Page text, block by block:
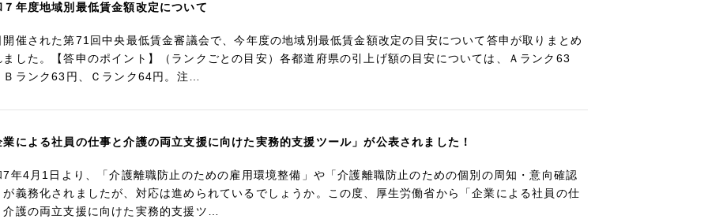
７年度地域別最低賃金額改定について
開催された第71回中央最低賃金審議会で、今年度の地域別最低賃金額改定の目安について答申が取りまとめ
ました。【答申のポイント】（ランクごとの目安）各都道府県の引上げ額の目安については、Ａランク63
Ｂランク63円、Ｃランク64円。注…
業による社員の仕事と介護の両立支援に向けた実務的支援ツール」が公表されました！
7年4月1日より、「介護離職防止のための雇用環境整備」や「介護離職防止のための個別の周知・意向確認
が義務化されましたが、対応は進められているでしょうか。この度、厚生労働省から「企業による社員の仕
介護の両立支援に向けた実務的支援ツ…